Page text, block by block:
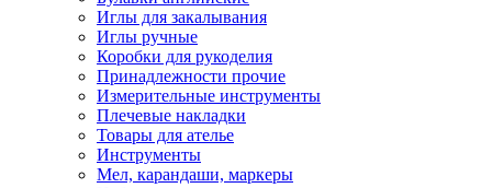
Иглы для закалывания
Иглы ручные
Коробки для рукоделия
Принадлежности прочие
Измерительные инструменты
Плечевые накладки
Товары для ателье
Инструменты
Мел, карандаши, маркеры